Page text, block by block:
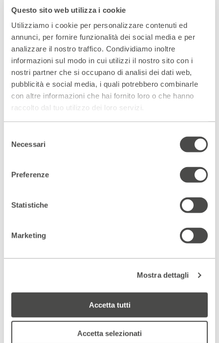
Questo sito web utilizza i cookie
Utilizziamo i cookie per personalizzare contenuti ed
annunci, per fornire funzionalità dei social media e per
analizzare il nostro traffico. Condividiamo inoltre
informazioni sul modo in cui utilizzi il nostro sito con i
nostri partner che si occupano di analisi dei dati web,
pubblicità e social media, i quali potrebbero combinarle
con altre informazioni che hai fornito loro o che hanno
raccolto dal tuo utilizzo dei loro servizi.
delNecessari
Preferenze
Statistiche
Marketing
Mostra dettagli
Accetta tutti
Accetta selezionati
Serena Balivo vincitrice PREMIO UBU 2017
Miglior Attrice Under 35
ConEsilio Dammacco si ricongiunge alla perfezione formale e
alla profondità dei suoi testi più significativi in cui riusciva ad
affascinare lo spettatore nello stesso tempo disorientandolo.
Scopri gli spazi del Parenti
ISCRIVITI ALLA NEWSLETTER